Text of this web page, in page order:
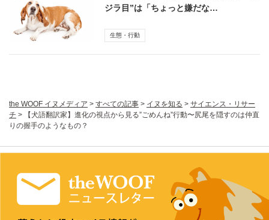
ジラ目”は「ちょっと嫌だな…
生態・行動
the WOOF イヌメディア > すべての記事 > イヌを知る > サイエンス・リサー
チ >
【犬語翻訳家】進化の視点から見る”ごめんね”行動〜尻尾を隠すのは仲直
りの握手のようなもの？